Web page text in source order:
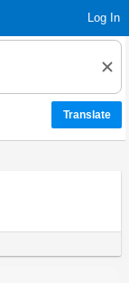
Log In